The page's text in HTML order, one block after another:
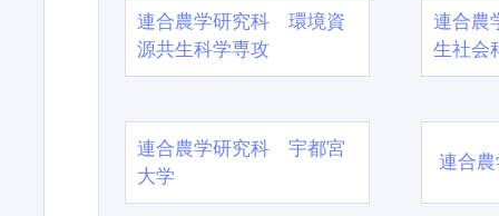
連合農学研究科 環境資
源共生科学専攻
連合農
生社会
連合農学研究科 宇都宮
大学
連合